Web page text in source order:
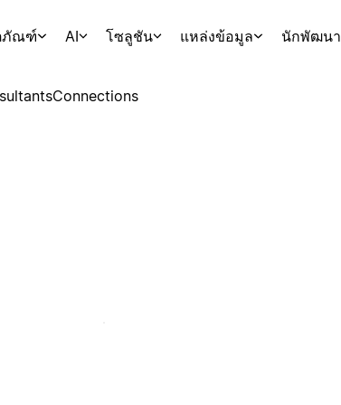
ภัณฑ์ AI โซลูชัน แหล่งข้อมูล นักพัฒนา
Connections